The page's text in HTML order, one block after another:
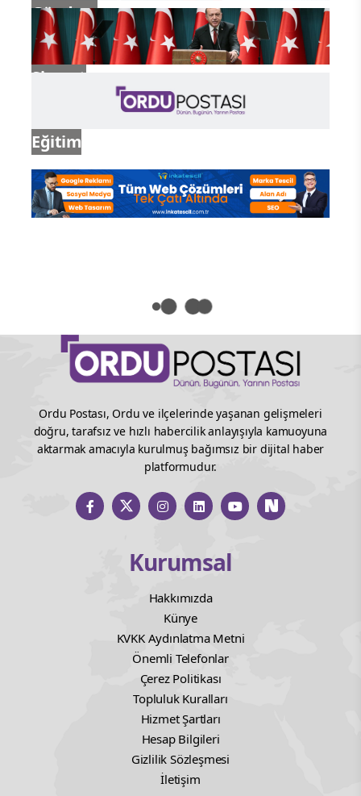
Gündem
Siyaset
Eğitim
Ordu Postası, Ordu ve ilçelerinde yaşanan gelişmeleri
doğru, tarafsız ve hızlı habercilik anlayışıyla kamuoyuna
aktarmak amacıyla kurulmuş bağımsız bir dijital haber
platformudur.
Kurumsal
Hakkımızda
Künye
KVKK Aydınlatma Metni
Önemli Telefonlar
Çerez Politikası
Topluluk Kuralları
Hizmet Şartları
Hesap Bilgileri
Gizlilik Sözleşmesi
İletişim